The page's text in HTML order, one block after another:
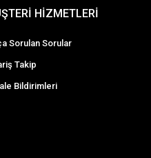
HİZMETLERİ
Sorulan Sorular
Takip
Bildirimleri